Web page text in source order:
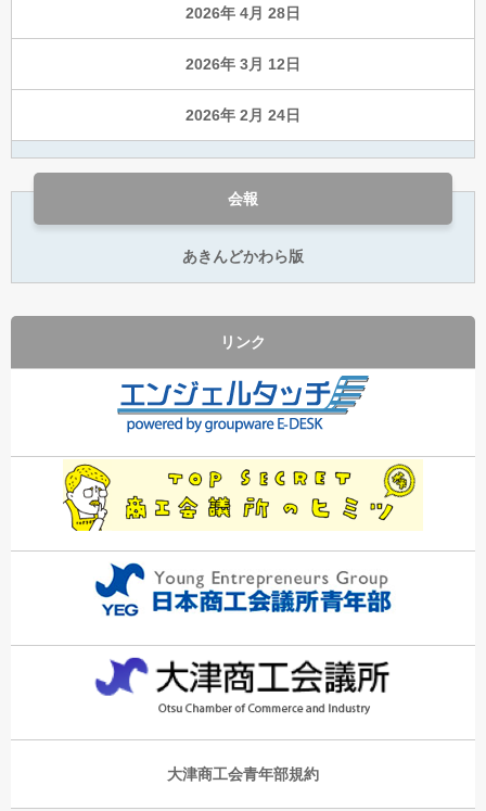
2026年 4月 28日
2026年 3月 12日
2026年 2月 24日
会報
あきんどかわら版
リンク
大津商工会青年部規約